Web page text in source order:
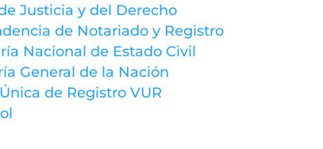
Justicia y del Derecho
de Notariado y Registro
Nacional de Estado Civil
General de la Nación
de Registro VUR